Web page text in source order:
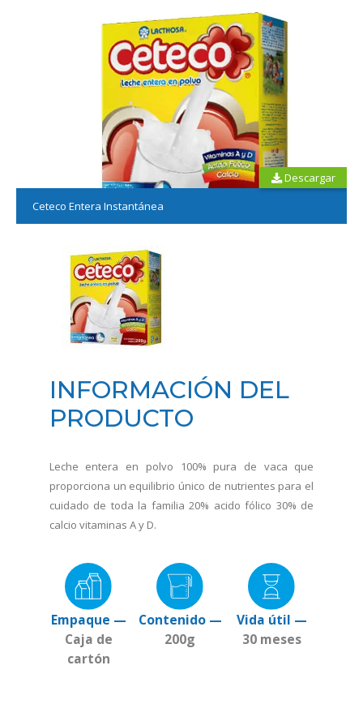
Ceteco Entera Instantánea
Descargar
INFORMACIÓN DEL
PRODUCTO
Leche entera en polvo 100% pura de vaca que
proporciona un equilibrio único de nutrientes para el
cuidado de toda la familia 20% acido fólico 30% de
calcio vitaminas A y D.
Empaque —
Caja de
cartón
Contenido —
200g
Vida útil —
30 meses